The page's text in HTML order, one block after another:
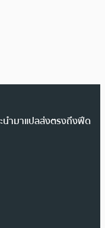
นำมาแปลส่งตรงถึงฟีด